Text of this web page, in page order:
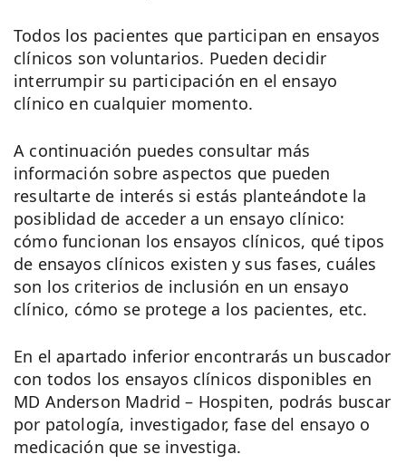
Todos los pacientes que participan en ensayos
clínicos son voluntarios. Pueden decidir
interrumpir su participación en el ensayo
clínico en cualquier momento.
A continuación puedes consultar más
información sobre aspectos que pueden
resultarte de interés si estás planteándote la
posiblidad de acceder a un ensayo clínico:
cómo funcionan los ensayos clínicos, qué tipos
de ensayos clínicos existen y sus fases, cuáles
son los criterios de inclusión en un ensayo
clínico, cómo se protege a los pacientes, etc.
En el apartado inferior encontrarás un buscador
con todos los ensayos clínicos disponibles en
MD Anderson Madrid – Hospiten, podrás buscar
por patología, investigador, fase del ensayo o
medicación que se investiga.